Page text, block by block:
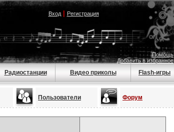
Вход| Регистрация
Помощь
Добавить в избранное
Радиостанции Видео приколы Flash-игры
Пользователи Форум